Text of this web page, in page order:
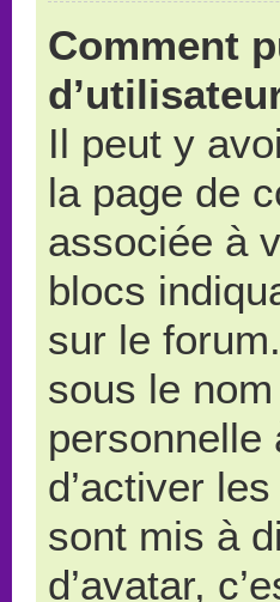
Comment
Il peut y
la page de
associée à
blocs
sur le
sous le
personnelle
d’activer
sont mis à
d’avatar,